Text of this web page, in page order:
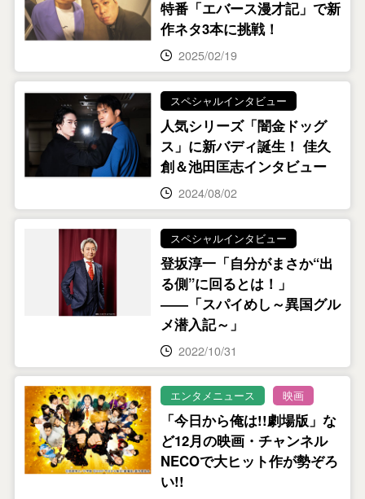
特番「エバース漫才記」で新
作ネタ3本に挑戦！
2025/02/19
スペシャルインタビュー
人気シリーズ「闇金ドッグ
ス」に新バディ誕生！ 佳久
創＆池田匡志インタビュー
2024/08/02
スペシャルインタビュー
登坂淳一「自分がまさか“出
る側”に回るとは！」
――「スパイめし～異国グル
メ潜入記～」
2022/10/31
エンタメニュース 映画
「今日から俺は!!劇場版」な
ど12月の映画・チャンネル
NECOで大ヒット作が勢ぞろ
い!!